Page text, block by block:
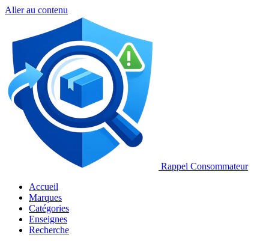
Aller au contenu
Rappel Consommateur
Accueil
Marques
Catégories
Enseignes
Recherche